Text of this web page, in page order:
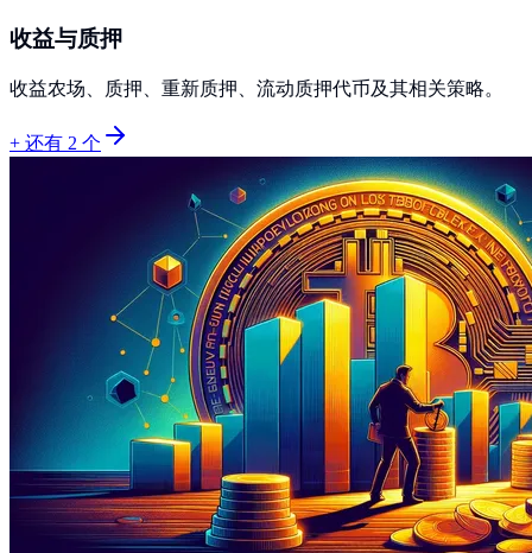
收益与质押
收益农场、质押、重新质押、流动质押代币及其相关策略。
+ 还有 2 个